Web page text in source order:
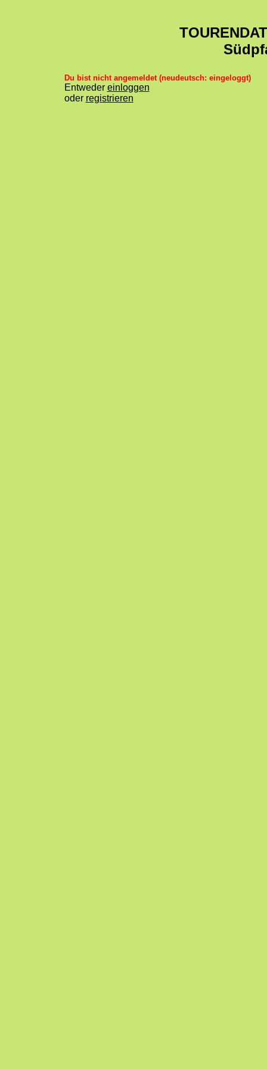
Du bist nicht angemeldet (neudeutsch: eingeloggt)
Entweder einloggen
oder registrieren